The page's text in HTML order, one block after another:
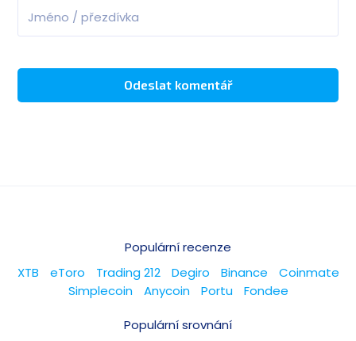
Populární recenze
XTB
eToro Trading 212 Degiro Binance
Coinmate
Simplecoin
Anycoin Portu Fondee
Populární srovnání